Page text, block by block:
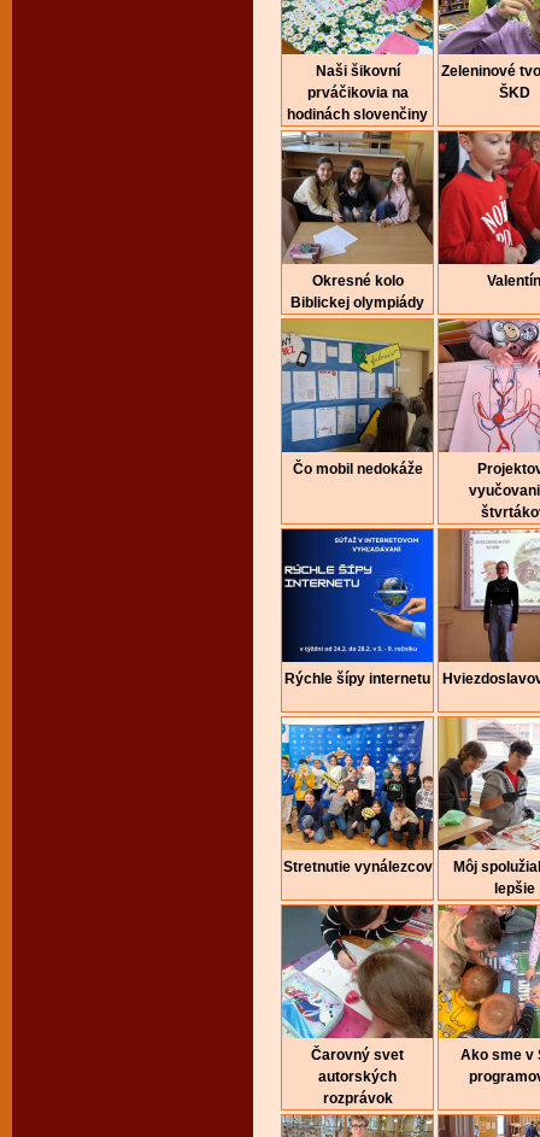
Naši šikovní
prváčikovia na
hodinách slovenčiny
Zeleninové
ŠKD
Okresné kolo
Biblickej olympiády
Valentín
Čo mobil nedokáže
Rýchle šípy internetu
Stretnutie vynálezcov
Môj
lepšie
Čarovný svet
autorských
rozprávok
Ako sme v